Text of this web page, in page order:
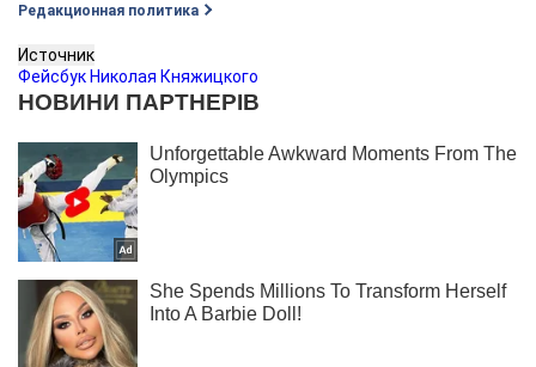
Редакционная политика
Источник
Фейсбук Николая Княжицкого